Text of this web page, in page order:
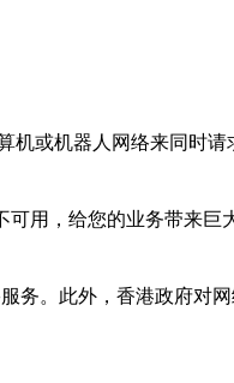
或机器人网络来同时
用，给您的业务带来巨
务。此外，香港政府对